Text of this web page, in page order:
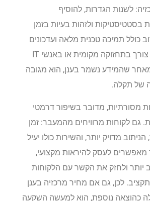
לשנות הגדרות, להוסיף
ולזהות בעיות בזמן
תמיכה טכנית מלאה ועדכונים
שוטפים, כך שאין צורך בתחזוקה מקומית או באנשי IT
שהמידע נשמר בענן, הוא מגובה
תקלה.
מסורתיות, מדובר בשיפור דרמטי
גם לקוחות מרוויחים מהמעבר: זמן
מדויק יותר, והשירות כולו יעיל
לעסק להיראות מקצועי,
יותר ולחזק את הקשר עם הלקוחות
לכן, גם אם מחיר מרכזיה בענן
כהוצאה נוספת, הוא למעשה השקעה